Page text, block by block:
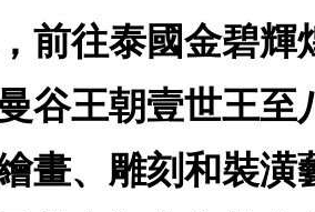
前往泰國金碧輝
谷王朝壹世王
畫、雕刻和裝